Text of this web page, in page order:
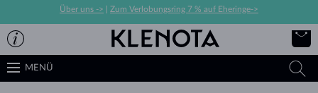
Über uns -> Zum Verlobungsring 7 % auf Eheringe->
MENÜ